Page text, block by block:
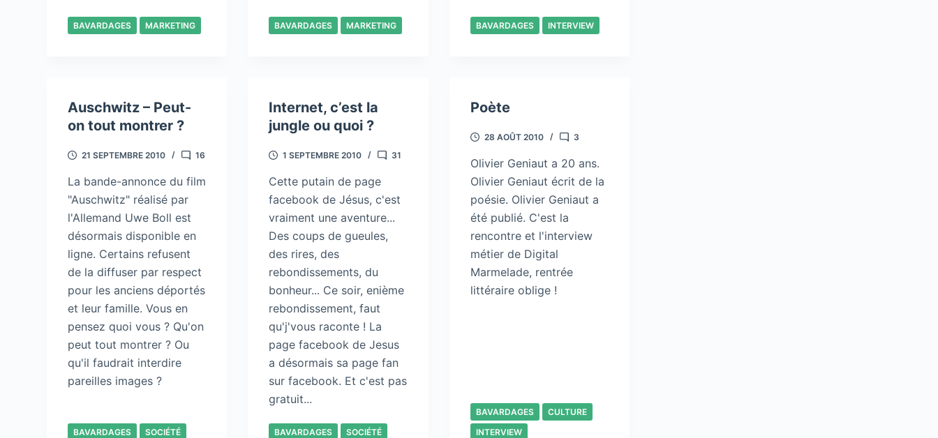
BAVARDAGES MARKETING BAVARDAGES MARKETING BAVARDAGES INTERVIEW
Auschwitz – Peut-
on tout montrer ?
21 SEPTEMBRE 2010 16
La bande-annonce du film
"Auschwitz" réalisé par
l'Allemand Uwe Boll est
désormais disponible en
ligne. Certains refusent
de la diffuser par respect
pour les anciens déportés
et leur famille. Vous en
pensez quoi vous ? Qu'on
peut tout montrer ? Ou
qu'il faudrait interdire
pareilles images ?
BAVARDAGES SOCIÉTÉ
Internet, c’est la
jungle ou quoi ?
1 SEPTEMBRE 2010 31
Cette putain de page
facebook de Jésus, c'est
vraiment une aventure...
Des coups de gueules,
des rires, des
rebondissements, du
bonheur... Ce soir, enième
rebondissement, faut
qu'j'vous raconte ! La
page facebook de Jesus
a désormais sa page fan
sur facebook. Et c'est pas
gratuit...
BAVARDAGES SOCIÉTÉ
Poète
28 AOÛT 2010 3
Olivier Geniaut a 20 ans.
Olivier Geniaut écrit de la
poésie. Olivier Geniaut a
été publié. C'est la
rencontre et l'interview
métier de Digital
Marmelade, rentrée
littéraire oblige !
BAVARDAGES
CULTURE
INTERVIEW